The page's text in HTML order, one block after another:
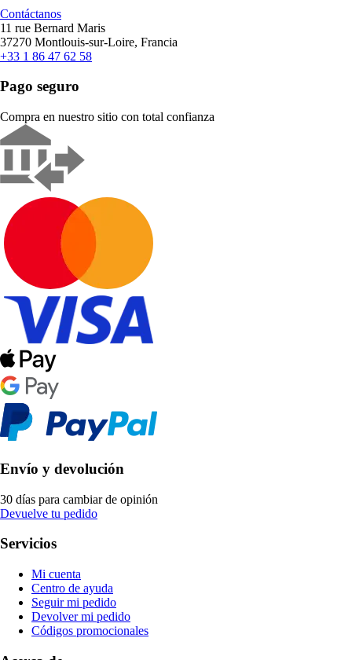
Contáctanos
11 rue Bernard Maris
37270 Montlouis-sur-Loire, Francia
+33 1 86 47 62 58
Pago seguro
Compra en nuestro sitio con total confianza
Envío y devolución
30 días para cambiar de opinión
Devuelve tu pedido
Servicios
Mi cuenta
Centro de ayuda
Seguir mi pedido
Devolver mi pedido
Códigos promocionales